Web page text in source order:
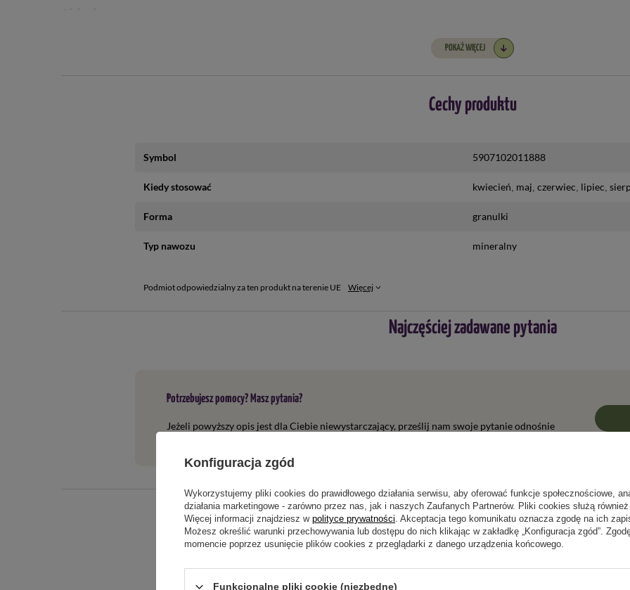
molibden (Mo),
POKAŻ WIĘCEJ
Cechy produktu
Symbol 5907102011888
Kiedy stosować kwiecień maj czerwiec lipiec
Forma granulki
Typ nawozu mineralny
Podmiot odpowiedzialny za ten produkt na terenie UE Więcej
Najczęściej zadawane pytania
Potrzebujesz pomocy? Masz pytania?
Jeżeli powyższy opis jest dla Ciebie niewystarczający, prześlij nam swoje pytanie odnośnie
Napisz swoją opinię
Konfiguracja zgód
Wykorzystujemy pliki cookies do prawidłowego działania serwisu, aby oferować funkcje społecznościowe,
działania marketingowe - zarówno przez nas, jak i naszych Zaufanych Partnerów. Pliki cookies służą
Więcej informacji znajdziesz w polityce prywatności. Akceptacja tego komunikatu oznacza zgodę na ich
Możesz określić warunki przechowywania lub dostępu do nich klikając w zakładkę „Konfiguracja zgód”.
momencie poprzez usunięcie plików cookies z przeglądarki z danego urządzenia końcowego.
Funkcjonalne pliki cookie (niezbędne)